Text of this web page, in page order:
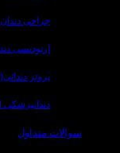
جراحی
ارتودنسی
پروتز
دندانپزشکی
سوالات متداول